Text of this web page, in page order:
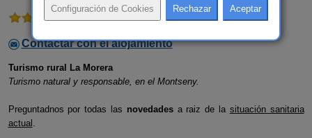
3 comentarios
Contactar con el alojamiento
Turismo rural La Morera
Turismo natural y responsable, en el Montseny.
Preguntadnos por todas las novedades a raiz de la situación sanitaria
actual .